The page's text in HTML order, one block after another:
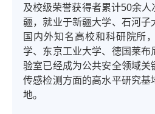
及校级荣誉获得者累计50余
疆，就业于新疆大学、石河子
国内外知名高校和科研院所
学、东京工业大学、德国莱布
验室已经成为公共安全领域关
传感检测方面的高水平研究基
地。